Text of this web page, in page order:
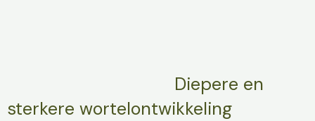
Diepere en
sterkere wortelontwikkeling